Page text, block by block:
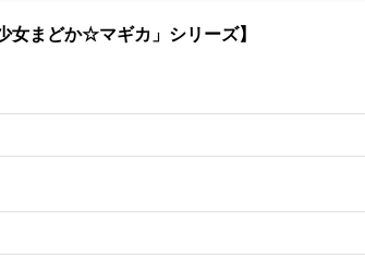
女まどか☆マギカ」シリーズ】